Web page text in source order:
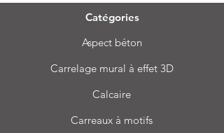
Catégories
Aspect béton
Carrelage mural à effet 3D
Calcaire
Carreaux à motifs